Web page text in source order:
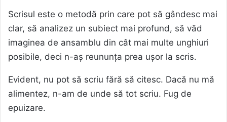
Scrisul este o metodă prin care pot să gândesc mai
clar, să analizez un subiect mai profund, să văd
imaginea de ansamblu din cât mai multe unghiuri
posibile, deci n-aș reununța prea ușor la scris.
Evident, nu pot să scriu fără să citesc. Dacă nu mă
alimentez, n-am de unde să tot scriu. Fug de
epuizare.